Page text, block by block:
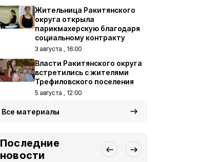
Жительница Ракитянского
округа открыла
парикмахерскую благодаря
социальному контракту
3 августа , 16:00
Власти Ракитянского округа
встретились с жителями
Трефиловского поселения
5 августа , 12:00
Все материалы
Последние
новости